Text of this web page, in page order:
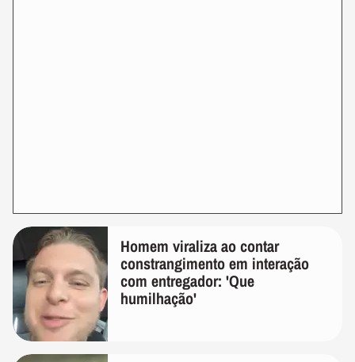
Homem viraliza ao contar
constrangimento em interação
com entregador: 'Que
humilhação'